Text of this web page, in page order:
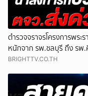
ตำรวจจราจรโครงการพร
หนักจาก รพ.ชลบุรี ถึง รพ.
BRIGHTTV.CO.TH